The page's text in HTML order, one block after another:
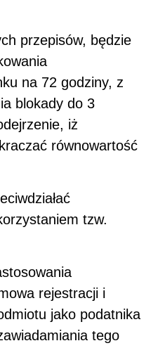
przepisów, będzie
na 72 godziny, z
blokady do 3
iż
równowartość
tzw.
rejestracji i
jako podatnika
tego